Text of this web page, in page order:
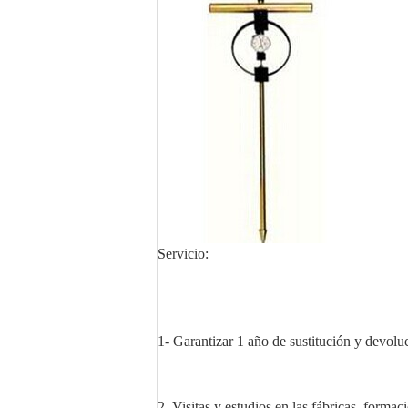
Servicio:
1- Garantizar 1 año de sustitución y